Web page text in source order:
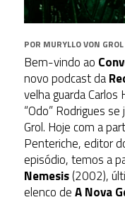
POR MURYLLO VON GROL
Bem-vindo ao
novo podcast da
velha guarda
“Odo” Rodrigues
Grol. Hoje com a
Penteriche, editor
episódio, temos a
Nemesis(2002),
elenco deA Nova